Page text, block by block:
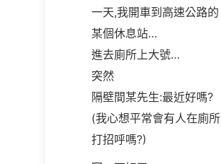
一天,我開車到高速公路的
某個休息站…
進去廁所上大號…
突然
隔壁間某先生:最近好嗎?
(我心想平常會有人在廁所
打招呼嗎?)